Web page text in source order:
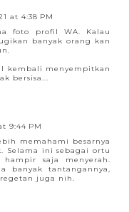
at 4:38 PM
foto profil WA. Kalau
banyak orang kan
kembali menyempitkan
bersisa...
9:44 PM
memahami besarnya
Selama ini sebagai ortu
saja menyerah.
banyak tantangannya,
juga nih.